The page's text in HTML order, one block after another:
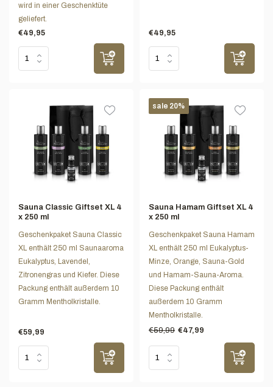
wird in einer Geschenktüte
geliefert.
€49,95
€49,95
Sauna Classic Giftset XL 4
x 250 ml
Geschenkpaket Sauna Classic
XL enthält 250 ml Saunaaroma
Eukalyptus, Lavendel,
Zitronengras und Kiefer. Diese
Packung enthält außerdem 10
Gramm Mentholkristalle.
€59,99
sale 20%
Sauna Hamam Giftset XL 4
x 250 ml
Geschenkpaket Sauna Hamam
XL enthält 250 ml Eukalyptus-
Minze, Orange, Sauna-Gold
und Hamam-Sauna-Aroma.
Diese Packung enthält
außerdem 10 Gramm
Mentholkristalle.
€59,99 €47,99